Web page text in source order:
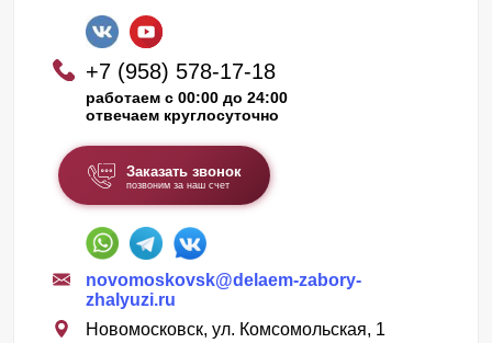
+7 (958) 578-17-18
работаем с 00:00 до 24:00
отвечаем круглосуточно
Заказать звонок
позвоним за наш счет
novomoskovsk@delaem-zabory-
zhalyuzi.ru
Новомосковск, ул. Комсомольская, 1